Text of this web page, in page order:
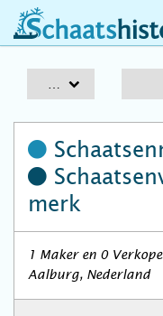
schaatshistorie.nl
merk
1 Maker en 0
Aalburg, Nederland